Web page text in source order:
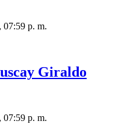
07:59 p. m.
Giraldo
07:59 p. m.